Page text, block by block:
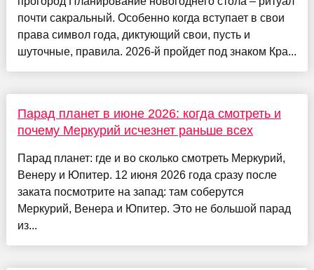
почти сакральный. Особенно когда вступает в свои
права символ года, диктующий свои, пусть и
шуточные, правила. 2026-й пройдет под знаком Кра...
Парад планет в июне 2026: когда смотреть и
почему Меркурий исчезнет раньше всех
Парад планет: где и во сколько смотреть Меркурий,
Венеру и Юпитер. 12 июня 2026 года сразу после
заката посмотрите на запад: там соберутся
Меркурий, Венера и Юпитер. Это не большой парад
из...